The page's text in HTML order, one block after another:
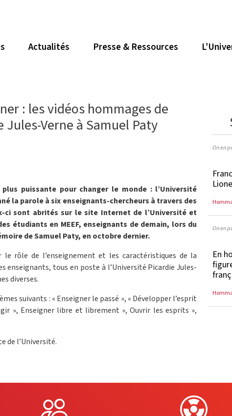
Actualités Presse & Ressources
: les vidéos hommages de
Jules-Verne à Samuel Paty
plus puissante pour changer le monde : l’Université
la parole à six enseignants-chercheurs à travers des
ci sont abrités sur le site Internet de l’Université et
étudiants en MEEF, enseignants de demain, lors du
de Samuel Paty, en octobre dernier.
le rôle de l’enseignement et les caractéristiques de la
enseignants, tous en poste à l’Université Picardie Jules-
diverses.
suivants : « Enseigner le passé », « Développer l’esprit
», Enseigner libre et librement », Ouvrir les esprits »,
de l’Université.
On en
On en
En